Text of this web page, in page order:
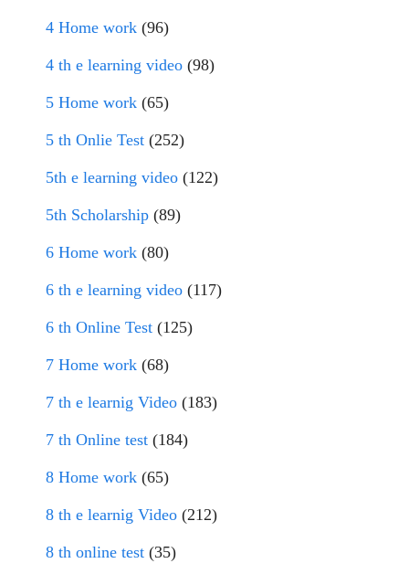
4 Home work (96)
4 th e learning video (98)
5 Home work (65)
5 th Onlie Test (252)
5th e learning video (122)
5th Scholarship (89)
6 Home work (80)
6 th e learning video (117)
6 th Online Test (125)
7 Home work (68)
7 th e learnig Video (183)
7 th Online test (184)
8 Home work (65)
8 th e learnig Video (212)
8 th online test (35)